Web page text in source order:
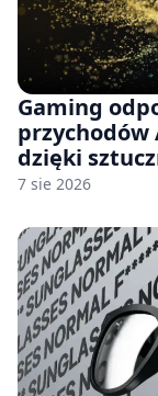
Gaming
przychodów
dzięki
7 sie 2026